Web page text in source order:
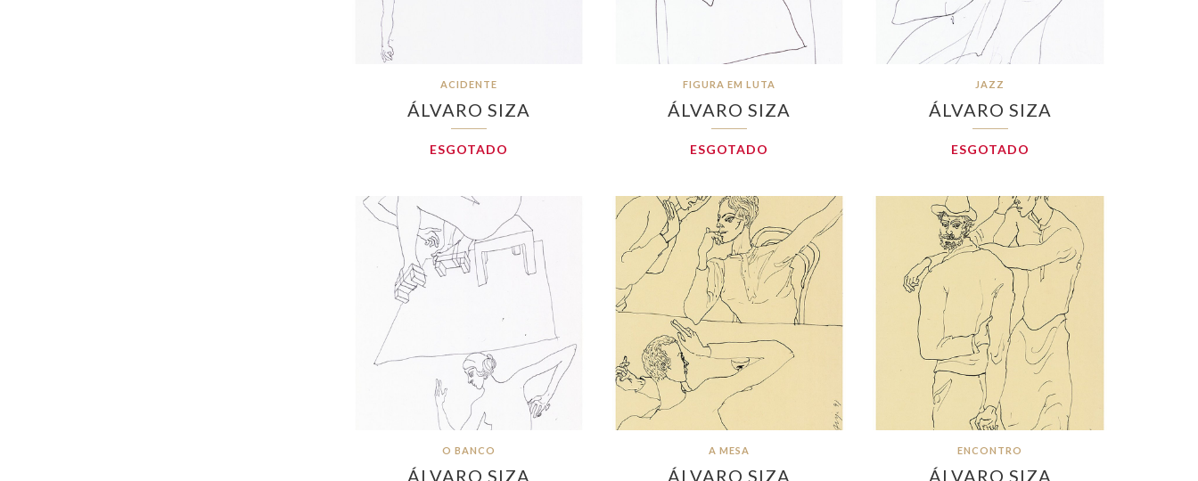
ACIDENTE
ÁLVARO SIZA
ESGOTADO
FIGURA EM LUTA
ÁLVARO SIZA
ESGOTADO
JAZZ
ÁLVARO SIZA
ESGOTADO
O BANCO
ÁLVARO SIZA
A MESA
ÁLVARO SIZA
ENCONTRO
ÁLVARO SIZA